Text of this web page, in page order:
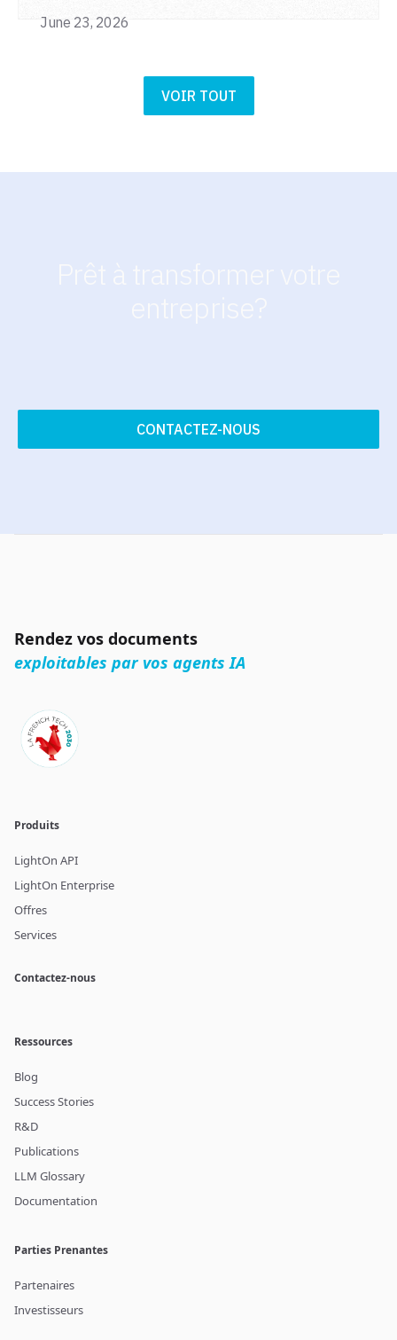
VOIR TOUT
June 23, 2026
CONTACTEZ-NOUS
Rendez vos documents
exploitables par vos agents IA
Produits
LightOn API
LightOn Enterprise
Offres
Services
Contactez-nous
Ressources
Blog
Success Stories
R&D
Publications
LLM Glossary
Documentation
Parties Prenantes
Partenaires
Investisseurs